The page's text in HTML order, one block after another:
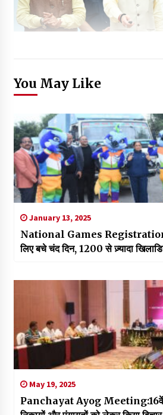
You May Like
January 13, 2025
National Games
लिए बचे चंद दिन, 1200 से ज़्यादा
May 19, 2025
Panchayat Ayog Meeting:16वें